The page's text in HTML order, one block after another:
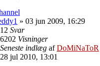
» 03 jun 2009, 16:29
12 Svar
6202 Visninger
Seneste indlæg afDoMiNaToR
28 jul 2010, 13:01